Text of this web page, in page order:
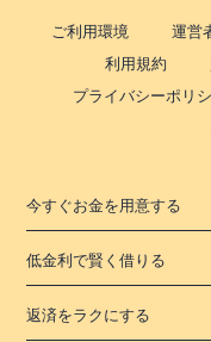
ご利用環境 運営
利用規約
プライバシーポリ
今すぐお金を用意する
低金利で賢く借りる
返済をラクにする